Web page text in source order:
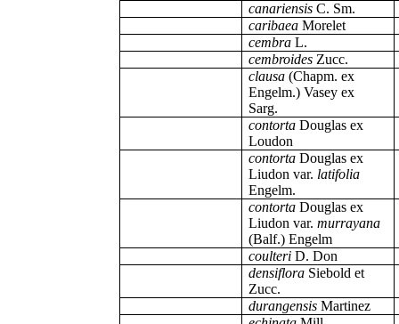
canariensis C. Sm.
caribaeaMorelet
cembraL.
cembroidesZucc.
clausa (Chapm. ex
Engelm.) Vasey ex
Sarg.
contortaDouglas ex
Loudon
contortaDouglas ex
Liudon var. latifolia
Engelm.
contortaDouglas ex
Liudon var. murrayana
(Balf.) Engelm
coulteriD. Don
densifloraSiebold et
Zucc.
durangensis Martinez